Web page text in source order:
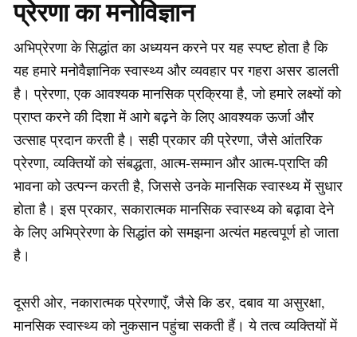
प्रेरणा का मनोविज्ञान
अभिप्रेरणा के सिद्धांत का अध्ययन करने पर यह स्पष्ट होता है कि
यह हमारे मनोवैज्ञानिक स्वास्थ्य और व्यवहार पर गहरा असर डालती
है। प्रेरणा, एक आवश्यक मानसिक प्रक्रिया है, जो हमारे लक्ष्यों को
प्राप्त करने की दिशा में आगे बढ़ने के लिए आवश्यक ऊर्जा और
उत्साह प्रदान करती है। सही प्रकार की प्रेरणा, जैसे आंतरिक
प्रेरणा, व्यक्तियों को संबद्धता, आत्म-सम्मान और आत्म-प्राप्ति की
भावना को उत्पन्न करती है, जिससे उनके मानसिक स्वास्थ्य में सुधार
होता है। इस प्रकार, सकारात्मक मानसिक स्वास्थ्य को बढ़ावा देने
के लिए अभिप्रेरणा के सिद्धांत को समझना अत्यंत महत्वपूर्ण हो जाता
है।
दूसरी ओर, नकारात्मक प्रेरणाएँ, जैसे कि डर, दबाव या असुरक्षा,
मानसिक स्वास्थ्य को नुकसान पहुंचा सकती हैं। ये तत्व व्यक्तियों में